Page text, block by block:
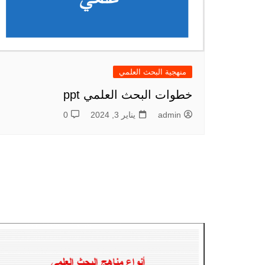
منهجية البحث العلمي
خطوات البحث العلمي ppt
admin يناير 3, 2024 0